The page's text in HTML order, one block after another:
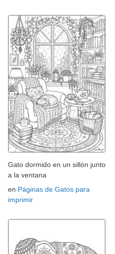
Gato dormido en un sillón junto
a la ventana
en Páginas de Gatos para
imprimir